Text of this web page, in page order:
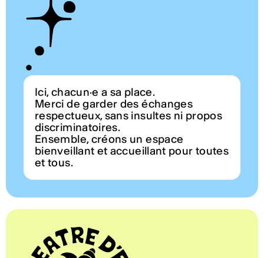
Ici, chacun·e a sa place.
Merci de garder des échanges
respectueux, sans insultes ni propos
discriminatoires.
Ensemble, créons un espace
bienveillant et accueillant pour toutes
et tous.